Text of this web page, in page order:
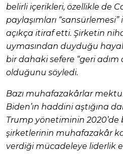
belirli içerikleri, özellikle de
paylaşımları “sansürlemesi”
açıkça itiraf etti. Şirketin
uymasından duyduğu hayal
bir dahaki sefere “geri adım
olduğunu söyledi.
Bazı muhafazakârlar
Biden’ın haddini aştığına
Trump yönetiminin
şirketlerinin muhafazakâr
verdiği mücadeleye liderlik